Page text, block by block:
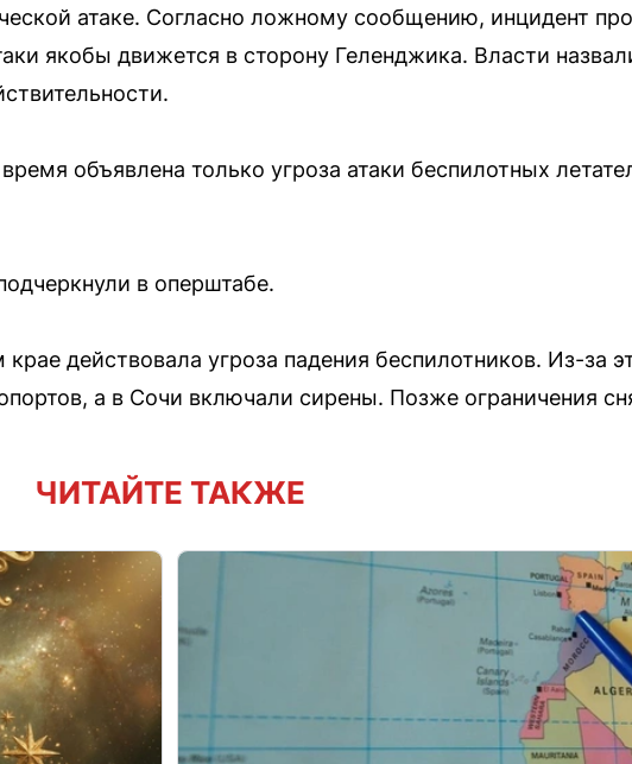
атаке. Согласно ложному сообщению, инцидент
якобы движется в сторону Геленджика. Власти
объявлена только угроза атаки беспилотных
в оперштабе.
действовала угроза падения беспилотников. Из-за
а в Сочи включали сирены. Позже ограничения
ЧИТАЙТЕ ТАКЖЕ